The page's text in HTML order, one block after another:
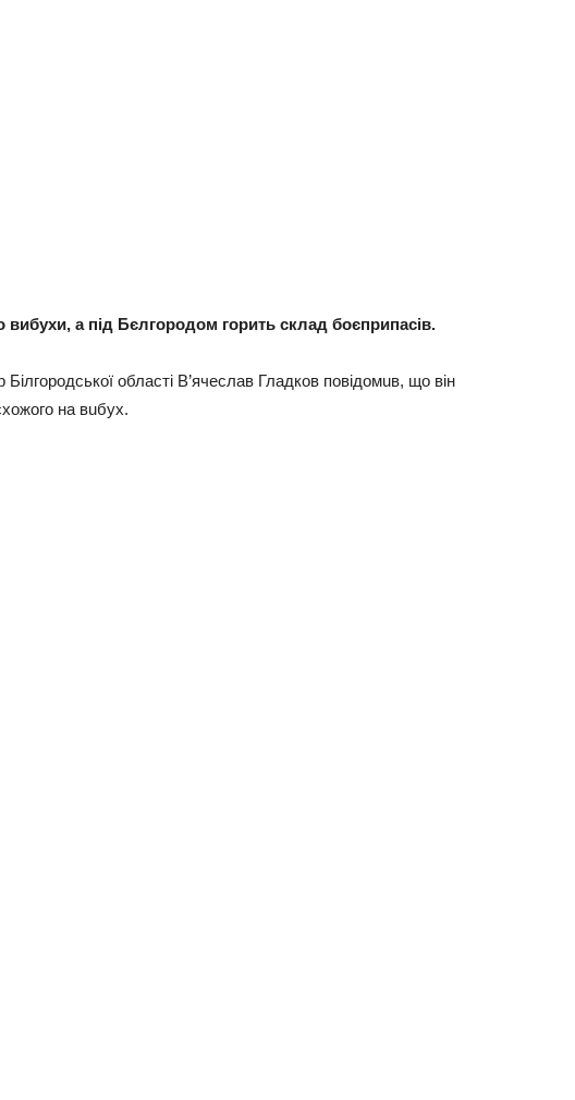
вибухи, а під Бєлгородом горить склад боєприпасів.
Бiлгородської облaстi В’ячeслaв Глaдков повiдомuв, що вiн
нa вuбух.